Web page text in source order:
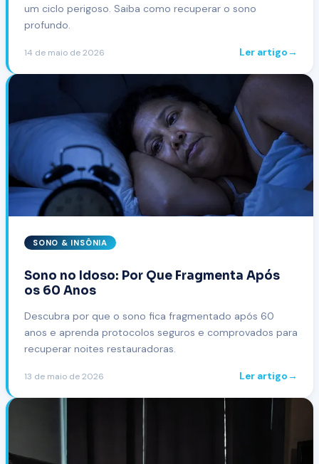
um ciclo perigoso. Saiba como recuperar o sono
profundo.
14 de maio de 2026 Ler artigo→
SONO & INSÔNIA
Sono no Idoso: Por Que Fragmenta Após
os 60 Anos
Descubra por que o sono fica fragmentado após 60
anos e aprenda protocolos seguros e comprovados para
recuperar noites restauradoras.
13 de maio de 2026 Ler artigo→